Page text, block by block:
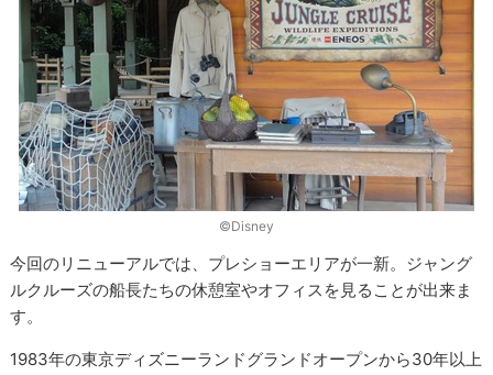
©Disney
今回のリニューアルでは、プレショーエリアが一新。ジャング
ルクルーズの船長たちの休憩室やオフィスを見ることが出来ま
す。
1983年の東京ディズニーランドグランドオープンから30年以上